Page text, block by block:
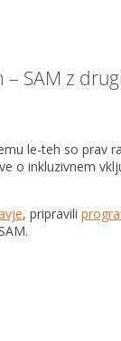
SAM z
le-teh so prav
o inkluzivnem
, pripravili